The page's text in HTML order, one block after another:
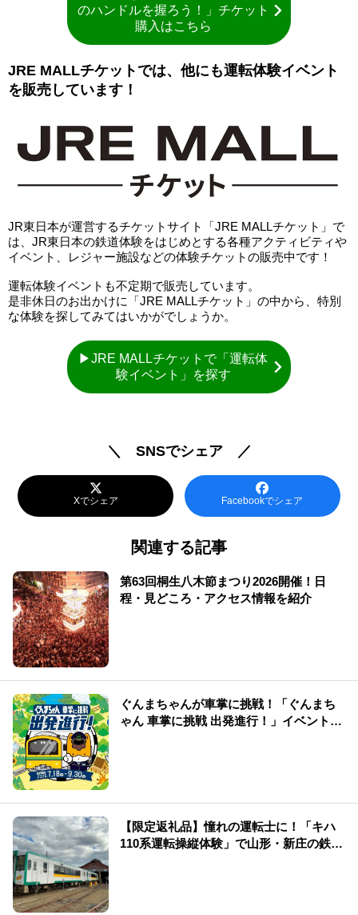
のハンドルを握ろう！」チケット
購入はこちら
JRE MALLチケットでは、他にも運転体験イベント
を販売しています！
JR東日本が運営するチケットサイト「JRE MALLチケット」で
は、JR東日本の鉄道体験をはじめとする各種アクティビティや
イベント、レジャー施設などの体験チケットの販売中です！
運転体験イベントも不定期で販売しています。
是非休日のお出かけに「JRE MALLチケット」の中から、特別
な体験を探してみてはいかがでしょうか。
▶JRE MALLチケットで「運転体
験イベント」を探す
＼ SNSでシェア ／
Xでシェア Facebookでシェア
関連する記事
第63回桐生八木節まつり2026開催！日
程・見どころ・アクセス情報を紹介
ぐんまちゃんが車掌に挑戦！「ぐんまち
ゃん 車掌に挑戦 出発進行！」イベント情
【限定返礼品】憧れの運転士に！「キハ
110系運転操縦体験」で山形・新庄の鉄道